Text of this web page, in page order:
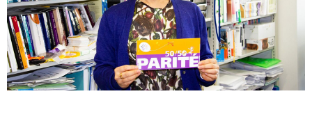
繁體字
Français
العربية
Economía
Sociedad